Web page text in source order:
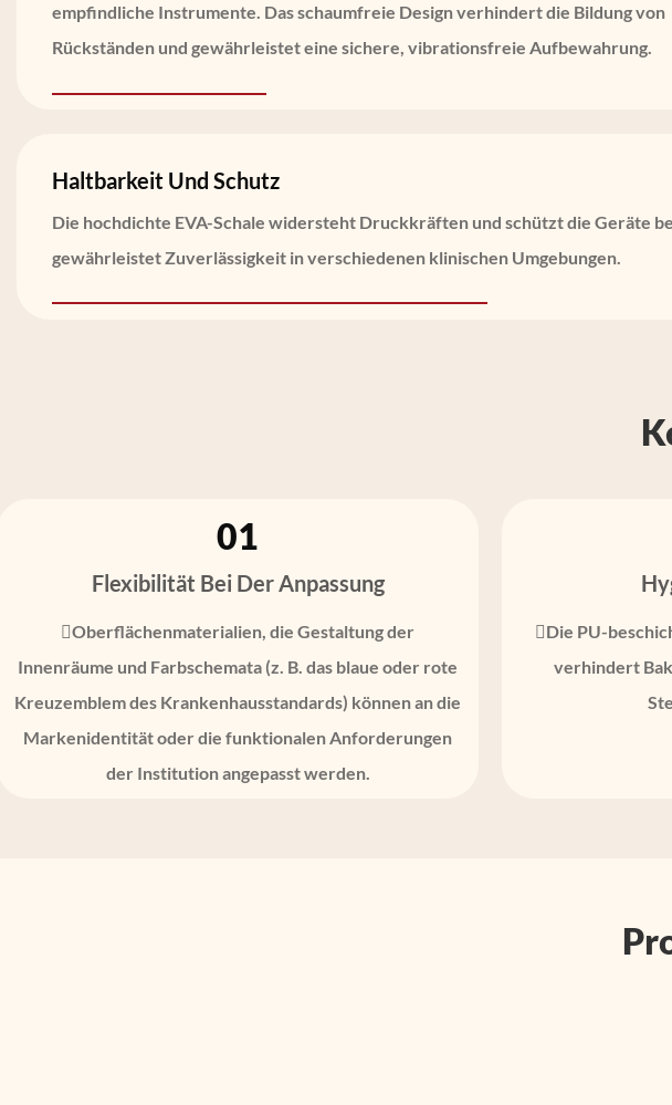
empfindliche Instrumente. Das schaumfreie Design verhindert die Bildung von
Rückständen und gewährleistet eine sichere, vibrationsfreie Aufbewahrung.
Haltbarkeit Und Schutz
Die hochdichte EVA-Schale widersteht Druckkräften und schützt die Geräte
gewährleistet Zuverlässigkeit in verschiedenen klinischen Umgebungen.
01
Flexibilität Bei Der Anpassung
Oberflächenmaterialien, die Gestaltung der
Innenräume und Farbschemata (z. B. das blaue oder rote
Kreuzemblem des Krankenhausstandards) können an die
Markenidentität oder die funktionalen Anforderungen
der Institution angepasst werden.
Die PU-
verhindert